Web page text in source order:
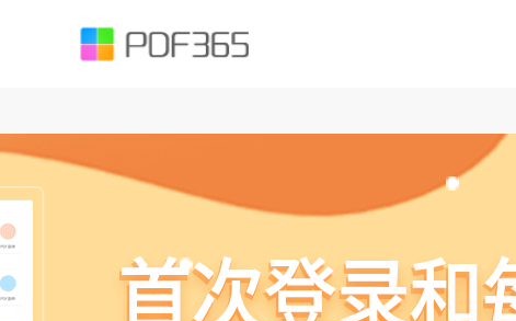
().;?:@&=+$,%#-]+)+/?)$`; var objExp = new RegExp(Expression); if